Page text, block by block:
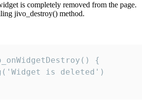
is completely removed from the page.
jivo_destroy() method.
{
is deleted')